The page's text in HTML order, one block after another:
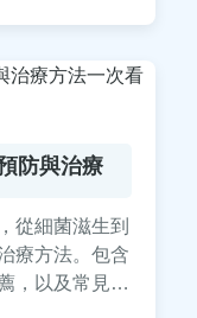
防與治療
從細菌滋生到
療方法。包含
，以及常見問